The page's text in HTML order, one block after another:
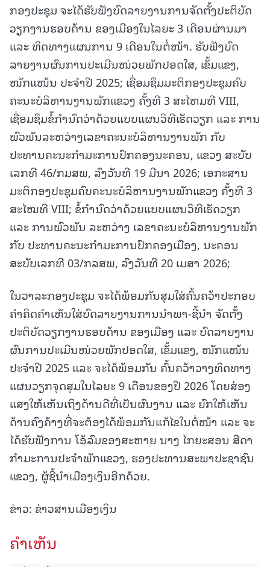
ກອງປະຊຸມ ຈະໄດ້ຮັບຟັງບົດລາຍງານການຈັດຕັ້ງປະຕິບັດ
ວຽກງານຮອບດ້ານ ຂອງເມືອງໃນໄລຍະ 3 ເດືອນຜ່ານມາ
ແລະ ທິດທາງແຜນການ 9 ເດືອນໃນຕໍ່ໜ້າ. ຮັບຟັງບົດ
ລາຍງານຜົນການປະເມີນໜ່ວຍພັກປອດໃສ, ເຂັ້ມແຂງ,
ໜັກແໜ້ນ ປະຈໍາປີ 2025; ເຊື່ອມຊຶມມະຕິກອງປະຊຸມຄົບ
ຄະນະບໍລິຫານງານພັກແຂວງ ຄັ້ງທີ 3 ສະໄຫມທີ VIII,
ເຊື່ອມຊຶມຂໍ້ກໍານົດວ່າດ້ວຍແບບແຜນວິທີເຮັດວຽກ ແລະ ການ
ພົວພັນລະຫວ່າງເລຂາຄະນະບໍລິຫານງານພັກ ກັບ
ປະທານຄະນະກໍາມະການປົກຄອງນະຄອນ, ແຂວງ ສະບັບ
ເລກທີ 46/ກມສພ, ລົງວັນທີ 19 ມີນາ 2026; ເອກະສານ
ມະຕິກອງປະຊຸມຄົບຄະນະບໍລິຫານງານພັກແຂວງ ຄັ້ງທີ 3
ສະໄໝທີ VIII; ຂໍ້ກໍານົດວ່າດ້ວຍແບບແຜນວິທີເຮັດວຽກ
ແລະ ການພົວພັນ ລະຫວ່າງ ເລຂາຄະນະບໍລິຫານງານພັກ
ກັບ ປະທານຄະນະກໍາມະການປົກຄອງເມືອງ, ນະຄອນ
ສະບັບເລກທີ 03/ກລສພ, ລົງວັນທີ 20 ເມສາ 2026;
ໃນວາລະກອງປະຊຸມ ຈະໄດ້ພ້ອມກັນສຸມໃສ່ຄົ້ນຄວ້າປະກອບ
ຄໍາຄິດຄໍາເຫັນໃສ່ບົດລາຍງານການນໍາພາ-ຊີ້ນໍາ ຈັດຕັ້ງ
ປະຕິບັດວຽກງານຮອບດ້ານ ຂອງເມືອງ ແລະ ບົດລາຍງານ
ຜົນການປະເມີນໜ່ວຍພັກປອດໃສ, ເຂັ້ມແຂງ, ໜັກແໜ້ນ
ປະຈໍາປີ 2025 ແລະ ຈະໄດ້ພ້ອມກັນ ຄົ້ນຄວ້າວາງທິດທາງ
ແຜນວຽກຈຸດສຸມໃນໄລຍະ 9 ເດືອນຂອງປີ 2026 ໂດຍສ່ອງ
ແສງໃຫ້ເຫັນເຖິງດ້ານດີທີ່ເປັນຜົນງານ ແລະ ຍົກໃຫ້ເຫັນ
ດ້ານຄົງຄ້າງທີ່ຈະຕ້ອງໄດ້ພ້ອມກັນແກ້ໄຂໃນຕໍ່ໜ້າ ແລະ ຈະ
ໄດ້ຮັບຟັງການ ໂອ້ລົມຂອງສະຫາຍ ນາງ ໄກຍະສອນ ສີດາ
ກໍາມະການປະຈໍາພັກແຂວງ, ຮອງປະທານສະພາປະຊາຊົນ
ແຂວງ, ຜູ້ຊີ້ນໍາເມືອງເງິນອີກດ້ວຍ.
ຂ່າວ: ຂ່າວສານເມືອງເງິນ
ຄໍາເຫັນ